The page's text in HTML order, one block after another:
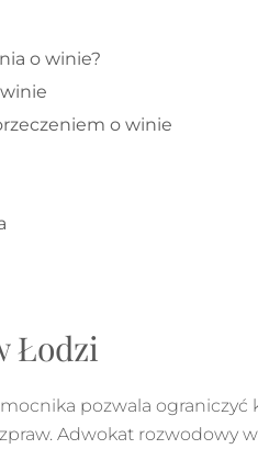
o winie?
o winie
Łodzi
pozwala ograniczyć
Adwokat rozwodowy